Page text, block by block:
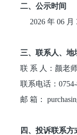
二、公示时间
2026 年 06 月
三、联系人、地
联 系 人：颜老
联系电话：
邮 箱：
四、投诉联系方